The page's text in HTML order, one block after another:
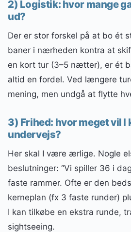
2) Logistik: hvor mange
ud?
Der er stor forskel på at bo ét
baner i nærheden kontra at
en kort tur (3–5 nætter), er ét
altid en fordel. Ved længere
mening, men undgå at flytte
3) Frihed: hvor meget vil
undervejs?
Her skal I være ærlige. Nogle
beslutninger: “Vi spiller 36 i
faste rammer. Ofte er den
kerneplan (fx 3 faste runder)
I kan tilkøbe en ekstra runde,
sightseeing.